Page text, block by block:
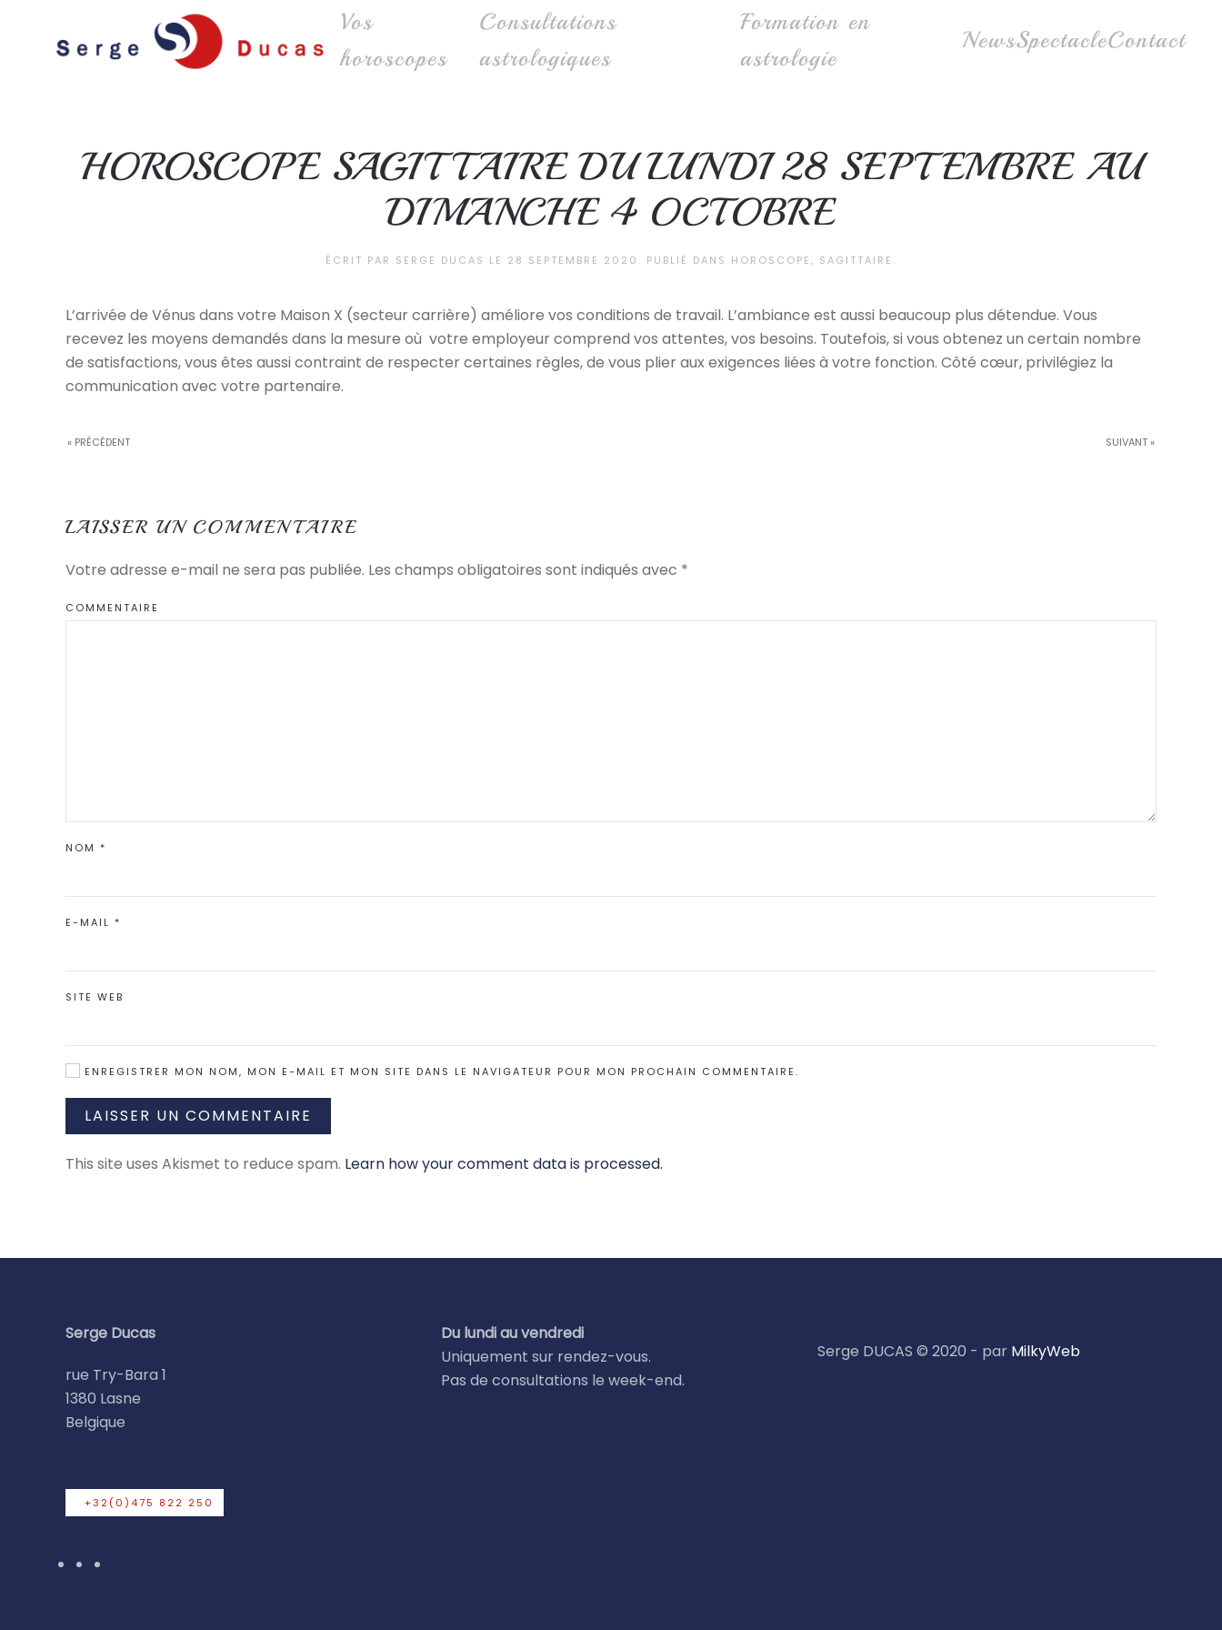
Skip to main content
Vos
horoscopes
Consultations
astrologiques
Formation en
astrologie
NewsSpectacleContact
HOROSCOPE SAGITTAIRE DU LUNDI 28 SEPTEMBRE AU
DIMANCHE 4 OCTOBRE
ÉCRIT PAR SERGE DUCAS LE 28 SEPTEMBRE 2020 . PUBLIÉ DANS HOROSCOPE, SAGITTAIRE .
L’arrivée de Vénus dans votre Maison X (secteur carrière) améliore vos conditions de travail. L’ambiance est aussi beaucoup plus détendue. Vous
recevez les moyens demandés dans la mesure où votre employeur comprend vos attentes, vos besoins. Toutefois, si vous obtenez un certain nombre
de satisfactions, vous êtes aussi contraint de respecter certaines règles, de vous plier aux exigences liées à votre fonction. Côté cœur, privilégiez la
communication avec votre partenaire.
« PRÉCÉDENT SUIVANT »
LAISSER UN COMMENTAIRE
Votre adresse e-mail ne sera pas publiée. Les champs obligatoires sont indiqués avec *
COMMENTAIRE
NOM *
E-MAIL *
SITE WEB
ENREGISTRER MON NOM, MON E-MAIL ET MON SITE DANS LE NAVIGATEUR POUR MON PROCHAIN COMMENTAIRE.
LAISSER UN COMMENTAIRE
This site uses Akismet to reduce spam. Learn how your comment data is processed.
Serge Ducas
rue Try-Bara 1
1380 Lasne
Belgique
+32(0)475 822 250
Du lundi au vendredi
Uniquement sur rendez-vous.
Pas de consultations le week-end.
Serge DUCAS © 2020 - par MilkyWeb